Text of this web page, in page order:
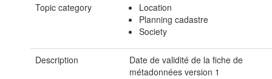
Topic category
Location
Planning cadastre
Society
Description
Date de validité de la fiche de
métadonnées version 1